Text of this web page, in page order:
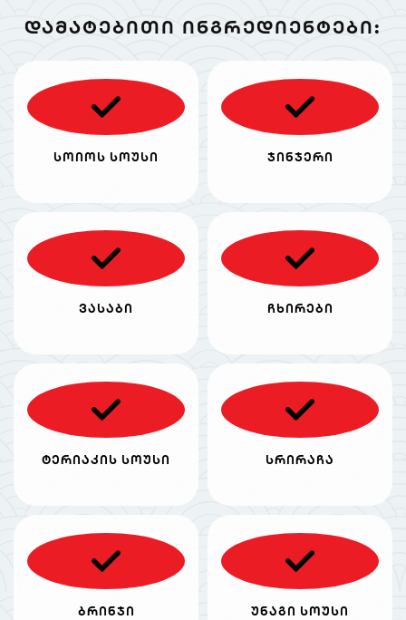
ᲓᲐᲛᲐᲢᲔᲑᲘᲗᲘ ᲘᲜᲒᲠᲔᲓᲘᲔᲜᲢᲔᲑᲘ:
სოიოს სოუსი ჯინჯერი
ვასაბი ჩხირები
ტერიაკის სოუსი სრირაჩა
ბრინჯი უნაგი სოუსი